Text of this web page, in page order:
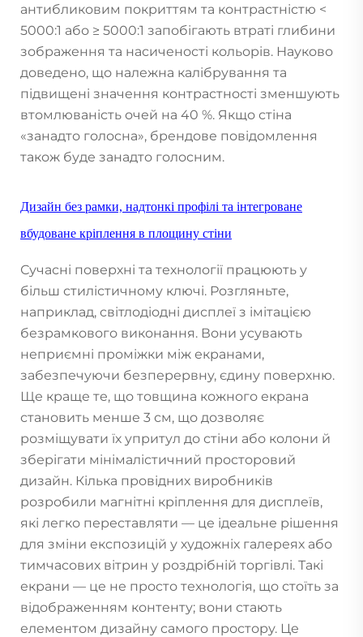
антибликовим покриттям та контрастністю <
5000:1 або ≥ 5000:1 запобігають втраті глибини
зображення та насиченості кольорів. Науково
доведено, що належна калібрування та
підвищені значення контрастності зменшують
втомлюваність очей на 40 %. Якщо стіна
«занадто голосна», брендове повідомлення
також буде занадто голосним.
Дизайн без рамки, надтонкі профілі та інтегроване
вбудоване кріплення в площину стіни
Сучасні поверхні та технології працюють у
більш стилістичному ключі. Розгляньте,
наприклад, світлодіодні дисплеї з імітацією
безрамкового виконання. Вони усувають
неприємні проміжки між екранами,
забезпечуючи безперервну, єдину поверхню.
Ще краще те, що товщина кожного екрана
становить менше 3 см, що дозволяє
розміщувати їх упритул до стіни або колони й
зберігати мінімалістичний просторовий
дизайн. Кілька провідних виробників
розробили магнітні кріплення для дисплеїв,
які легко переставляти — це ідеальне рішення
для зміни експозицій у художніх галереях або
тимчасових вітрин у роздрібній торгівлі. Такі
екрани — це не просто технологія, що стоїть за
відображенням контенту; вони стають
елементом дизайну самого простору. Це